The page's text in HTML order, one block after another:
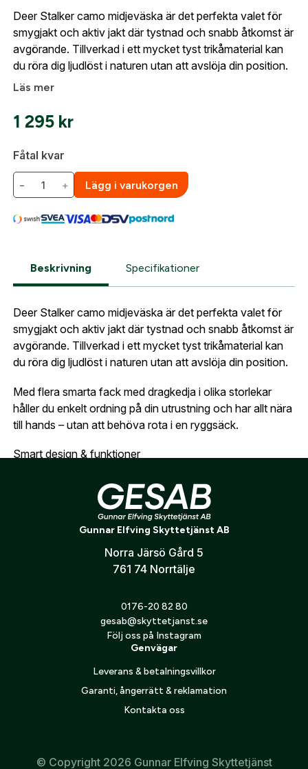
Kontakta oss
Deer Stalker camo midjeväska är det perfekta valet för
smygjakt och aktiv jakt där tystnad och snabb åtkomst är
avgörande. Tillverkad i ett mycket tyst trikåmaterial kan
du röra dig ljudlöst i naturen utan att avslöja din position.
Läs mer
1 295 kr
Fåtal kvar
− + Lägg i varukorgen
Beskrivning Specifikationer
Deer Stalker camo midjeväska är det perfekta valet för
smygjakt och aktiv jakt där tystnad och snabb åtkomst är
avgörande. Tillverkad i ett mycket tyst trikåmaterial kan
du röra dig ljudlöst i naturen utan att avslöja din position.
Med flera smarta fack med dragkedja i olika storlekar
håller du enkelt ordning på din utrustning och har allt nära
till hands – utan att behöva rota i en ryggsäck.
Smart design & funktioner
Smidig åtkomst till utrustning utan att ta av väskan
Perfekt för tillbehör som avståndsmätare, första
hjälpen-kit eller linsduk
Lätt och följsam design för maximal rörlighet
fakturabetalning och tillgång till orderhistorik.
När du är inloggad hanteras beställningen
automatiskt enligt dina inställningar.
E-postadress:
Lösenord:*
Är du företag eller förening?Med ett eget
konto hos oss får du snabbare utcheckning,
översikt över dina beställningar och sparade
Är du en förening eller ett företag? Kontakta
oss så hjälper vi dig att skapa ett konto.
Skapa konto
Org. nummer
Leverans & fakturaadress
Postnummer:*
Telefon:*
Verifiera e-post:*
Jag godkänner att mina personuppgifter behandlas enligt
Fyll i din e-post adress nedan så kontaktar vi dig
sortiment.
Härkila Midjeväska Deer Stalker 4 L
E-post adress
Jag godkänner att mina uppgifter sparas enligt
Bevaka
Gunnar Elfving Skyttetjänst AB
Norra Järsö Gård 5
761 74 Norrtälje
0176-20 82 80
gesab@skyttetjanst.se
Följ oss på Instagram
Genvägar
Leverans & betalningsvillkor
Garanti, ångerrätt & reklamation
Kontakta oss
© Copyright 2026 Gunnar Elfving Skyttetjänst